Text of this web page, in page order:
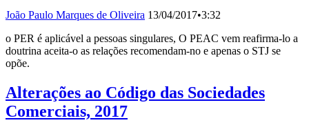
João Paulo Marques de Oliveira 13/04/2017•3:32
o PER é aplicável a pessoas singulares, O PEAC vem reafirma-lo a
doutrina aceita-o as relações recomendam-no e apenas o STJ se
opõe.
Alterações ao Código das Sociedades
Comerciais, 2017